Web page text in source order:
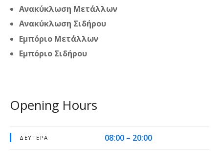
Ανακύκλωση Μετάλλων
Ανακύκλωση Σιδήρου
Εμπόριο Μετάλλων
Εμπόριο Σιδήρου
Opening Hours
ΔΕΥΤΈΡΑ 08:00 – 20:00